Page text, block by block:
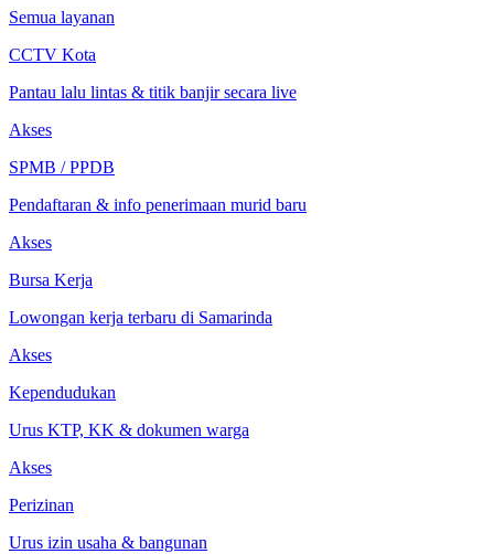
Semua layanan
CCTV Kota
Pantau lalu lintas & titik banjir secara live
Akses
SPMB / PPDB
Pendaftaran & info penerimaan murid baru
Akses
Bursa Kerja
Lowongan kerja terbaru di Samarinda
Akses
Kependudukan
Urus KTP, KK & dokumen warga
Akses
Perizinan
Urus izin usaha & bangunan